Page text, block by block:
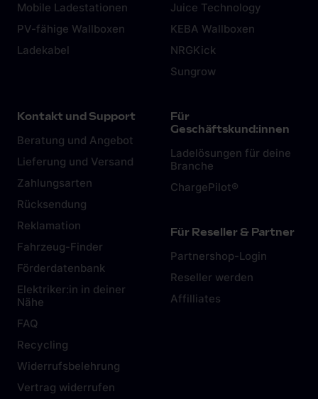
Mobile Ladestationen
PV-fähige Wallboxen
Ladekabel
Juice Technology
KEBA Wallboxen
NRGKick
Sungrow
Kontakt und Support
Beratung und Angebot
Lieferung und Versand
Zahlungsarten
Rücksendung
Reklamation
Fahrzeug-Finder
Förderdatenbank
Elektriker:in in deiner
Nähe
FAQ
Recycling
Widerrufsbelehrung
Vertrag widerrufen
Für
Geschäftskund:innen
Ladelösungen für deine
Branche
ChargePilot®
Für Reseller & Partner
Partnershop-Login
Reseller werden
Affilliates